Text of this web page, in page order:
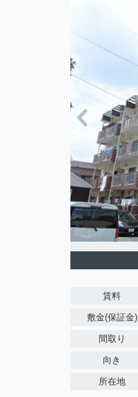
賃料
敷金(保証金)
間取り
向き
所在地